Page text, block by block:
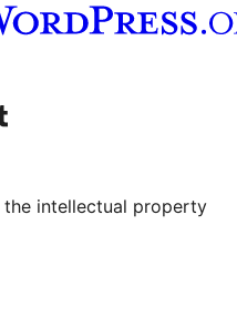
મુલાકાત લો
the intellectual property